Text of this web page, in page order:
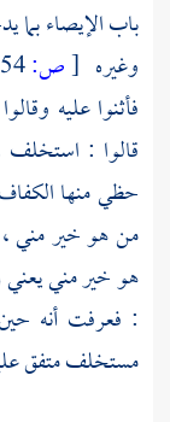
باب الإيصاء بما
وغيره [ص:
فأثنوا عليه
قالوا : استخلف
حظي منها
من هو خير مني
هو خير مني
: فعرفت أنه
مستخلف متفق